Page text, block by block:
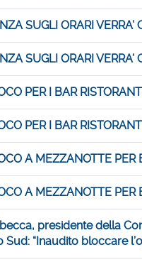
SUGLI ORARI VERRA’
SUGLI ORARI VERRA’
PER I BAR RISTORANTI
PER I BAR RISTORANTI
A MEZZANOTTE PER
A MEZZANOTTE PER
presidente della
Sud: “Inaudito bloccare